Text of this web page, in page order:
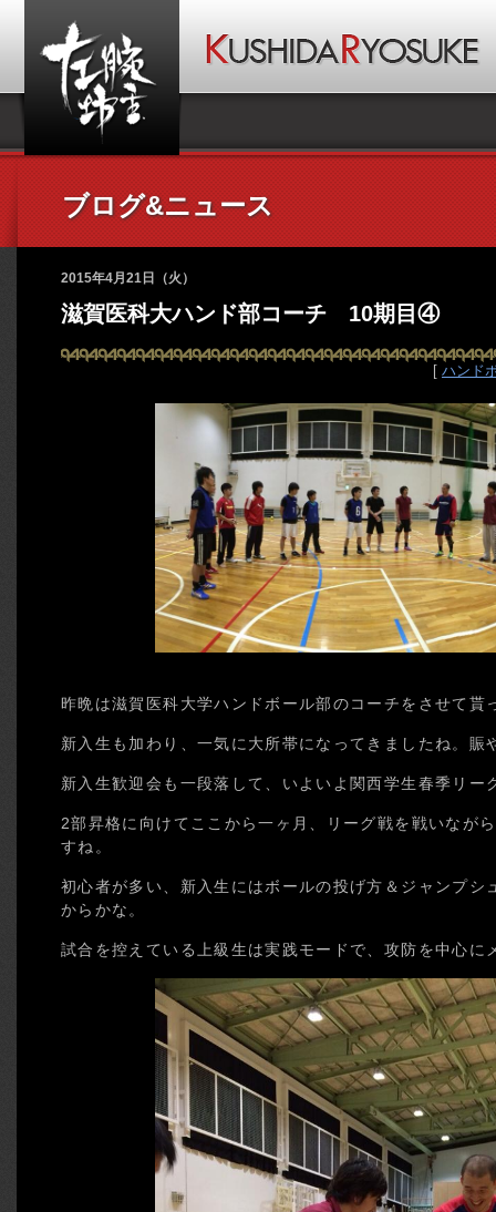
ブログ&ニュース
2015年4月21日（火）
滋賀医科大ハンド部コーチ 10期目④
[ ハンド
昨晩は滋賀医科大学ハンドボール部のコーチをさせて貰
新入生も加わり、一気に大所帯になってきましたね。賑
新入生歓迎会も一段落して、いよいよ関西学生春季リー
2部昇格に向けてここから一ヶ月、リーグ戦を戦いなが
すね。
初心者が多い、新入生にはボールの投げ方＆ジャンプシ
からかな。
試合を控えている上級生は実践モードで、攻防を中心に